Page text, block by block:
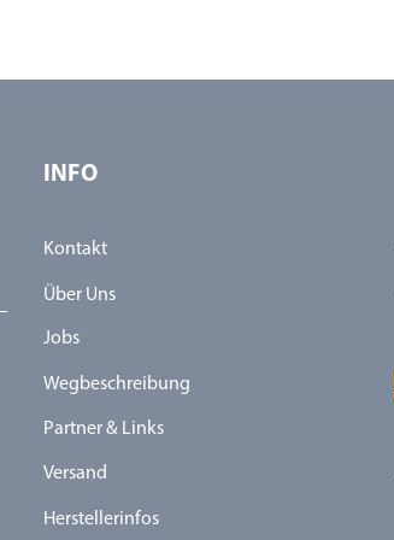
INFO
Kontakt
Über Uns
Jobs
Wegbeschreibung
Partner & Links
Versand
Herstellerinfos